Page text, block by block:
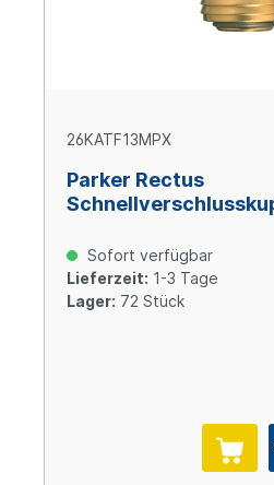
26KATF13MPX
Parker Rectus
Sofort verfügbar
Lieferzeit: 1-3 Tage
Lager: 72 Stück